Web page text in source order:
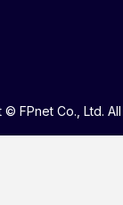
© FPnet Co., Ltd.